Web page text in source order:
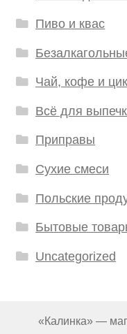
Пиво и квас
Чай, кофе и
Всё для
Приправы
Сухие смеси
Польские
Бытовые
Uncategorized
«Калинка» —